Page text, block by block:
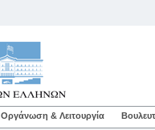
Οργάνωση & Λειτουργία